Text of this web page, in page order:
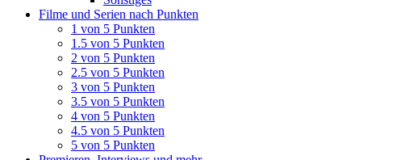
Filme und Serien nach Punkten
1 von 5 Punkten
1.5 von 5 Punkten
2 von 5 Punkten
2.5 von 5 Punkten
3 von 5 Punkten
3.5 von 5 Punkten
4 von 5 Punkten
4.5 von 5 Punkten
5 von 5 Punkten